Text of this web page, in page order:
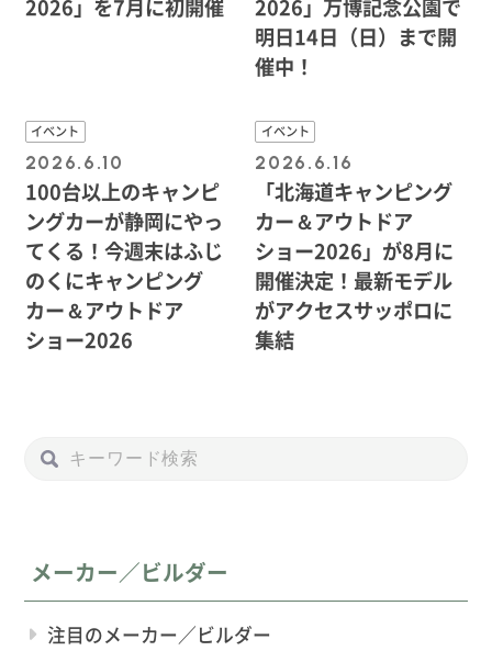
2026」を7月に初開催
2026」万博記念公園で
明日14日（日）まで開
催中！
イベント
2026.6.10
100台以上のキャンピ
ングカーが静岡にやっ
てくる！今週末はふじ
のくにキャンピング
カー＆アウトドア
ショー2026
イベント
2026.6.16
「北海道キャンピング
カー＆アウトドア
ショー2026」が8月に
開催決定！最新モデル
がアクセスサッポロに
集結
メーカー／ビルダー
注目のメーカー／ビルダー